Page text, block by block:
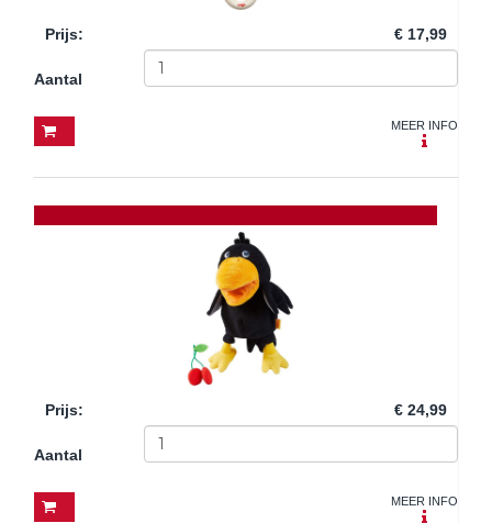
Prijs: € 17,99
Aantal
MEER INFO
Prijs: € 24,99
Aantal
MEER INFO